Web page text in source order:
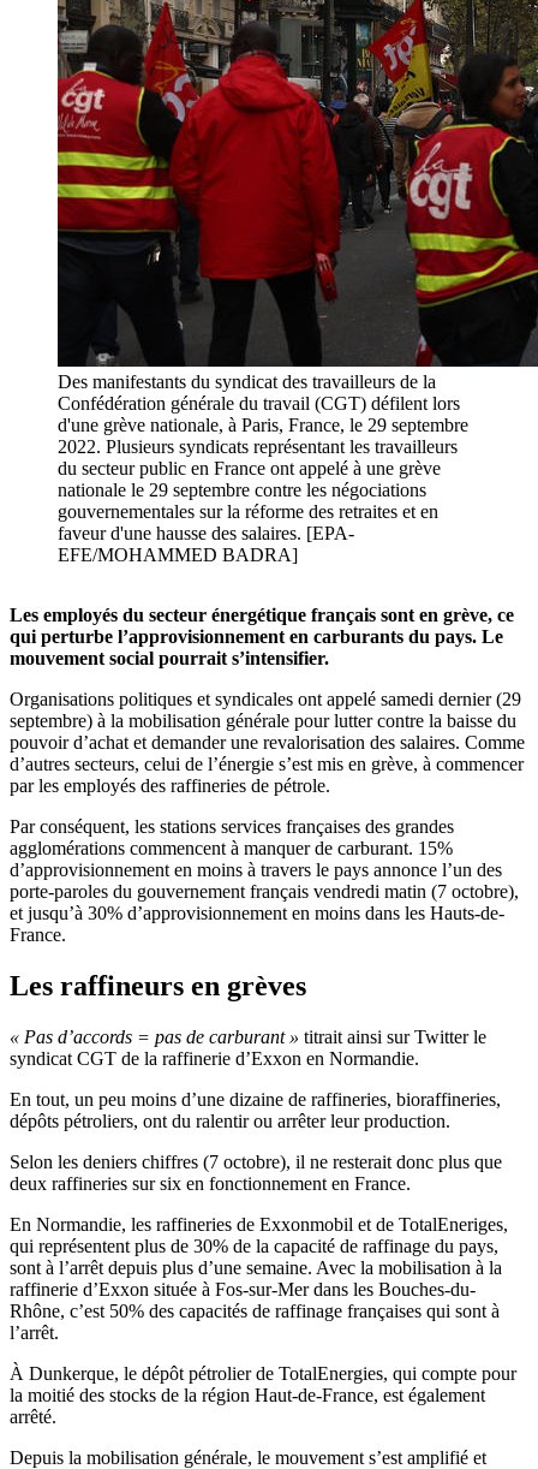
Des manifestants du syndicat des travailleurs de la
Confédération générale du travail (CGT) défilent lors
d'une grève nationale, à Paris, France, le 29 septembre
2022. Plusieurs syndicats représentant les travailleurs
du secteur public en France ont appelé à une grève
nationale le 29 septembre contre les négociations
gouvernementales sur la réforme des retraites et en
faveur d'une hausse des salaires. [EPA-
EFE/MOHAMMED BADRA]
Les employés du secteur énergétique français sont en grève, ce
qui perturbe l’approvisionnement en carburants du pays. Le
mouvement social pourrait s’intensifier.
Organisations politiques et syndicales ont appelé samedi dernier (29
septembre) à la mobilisation générale pour lutter contre la baisse du
pouvoir d’achat et demander une revalorisation des salaires. Comme
d’autres secteurs, celui de l’énergie s’est mis en grève, à commencer
par les employés des raffineries de pétrole.
Par conséquent, les stations services françaises des grandes
agglomérations commencent à manquer de carburant. 15%
d’approvisionnement en moins à travers le pays annonce l’un des
porte-paroles du gouvernement français vendredi matin (7 octobre),
et jusqu’à 30% d’approvisionnement en moins dans les Hauts-de-
France.
Les raffineurs en grèves
« Pas d’accords = pas de carburant » titrait ainsi sur Twitter le
syndicat CGT de la raffinerie d’Exxon en Normandie.
En tout, un peu moins d’une dizaine de raffineries, bioraffineries,
dépôts pétroliers, ont du ralentir ou arrêter leur production.
Selon les deniers chiffres (7 octobre), il ne resterait donc plus que
deux raffineries sur six en fonctionnement en France.
En Normandie, les raffineries de Exxonmobil et de TotalEneriges,
qui représentent plus de 30% de la capacité de raffinage du pays,
sont à l’arrêt depuis plus d’une semaine. Avec la mobilisation à la
raffinerie d’Exxon située à Fos-sur-Mer dans les Bouches-du-
Rhône, c’est 50% des capacités de raffinage françaises qui sont à
l’arrêt.
À Dunkerque, le dépôt pétrolier de TotalEnergies, qui compte pour
la moitié des stocks de la région Haut-de-France, est également
arrêté.
Depuis la mobilisation générale, le mouvement s’est amplifié et